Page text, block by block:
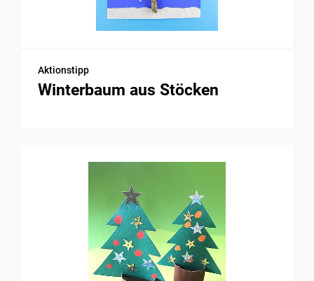
Aktionstipp
Winterbaum aus Stöcken